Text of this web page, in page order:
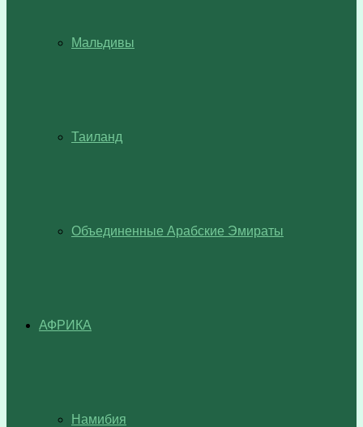
Мальдивы
Таиланд
Объединенные Арабские Эмираты
АФРИКА
Намибия